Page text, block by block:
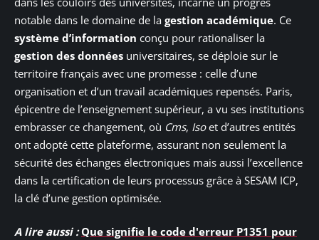
notable dans le domaine de la gestion académique. Ce
système d’information conçu pour rationaliser la
gestion des données universitaires, se déploie sur le
territoire français avec une promesse : celle d’une
organisation et d’un travail académiques repensés. Paris,
épicentre de l’enseignement supérieur, a vu ses institutions
embrasser ce changement, où Cms, Isoet d’autres entités
ont adopté cette plateforme, assurant non seulement la
sécurité des échanges électroniques mais aussi l’excellence
dans la certification de leurs processus grâce à SESAM ICP,
la clé d’une gestion optimisée.
A lire aussi : Que signifie le code d'erreur P1351 pour